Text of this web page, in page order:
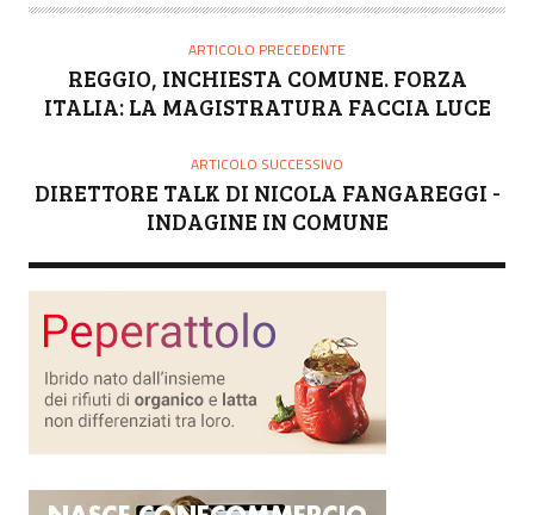
ARTICOLO PRECEDENTE
REGGIO, INCHIESTA COMUNE. FORZA
ITALIA: LA MAGISTRATURA FACCIA LUCE
ARTICOLO SUCCESSIVO
DIRETTORE TALK DI NICOLA FANGAREGGI -
INDAGINE IN COMUNE